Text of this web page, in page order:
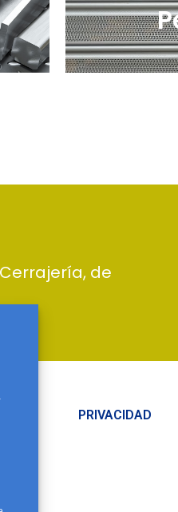
de
PRIVACIDAD